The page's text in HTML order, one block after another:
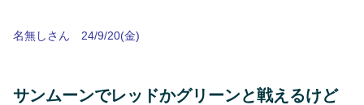
名無しさん 24/9/20(金)
サンムーンでレッドかグリーンと戦えるけど